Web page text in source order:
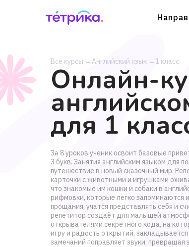
Все курсы →Английский язык → 1 класс
Онлайн-
для 1
За 8 уроков ученик освоит базовые
3 букв. Занятия английским языком для
путешествие в новый сказочный мир.
карточки с животными и игрушками
что знакомые им кошки и собаки в
рифмовки, которые легко
прощания, учатся представлять себя и
репетитор создаёт для малышей
открывателями секретного кода, на
игру и радость открытий,
замечаний поправляет звуки, превращая